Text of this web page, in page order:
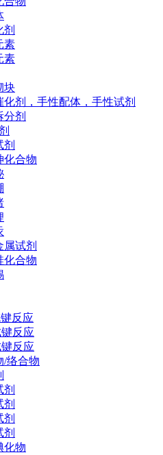
剂
素
素
块
化剂，手性配体，手性试剂
分剂
剂
化合物
属试剂
化合物
反应
反应
反应
/络合物
剂
剂
剂
剂
化物